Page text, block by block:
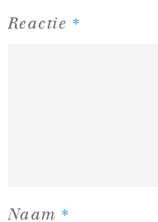
Reactie *
Naam *